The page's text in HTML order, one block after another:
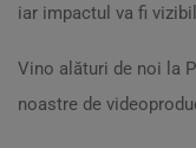
iar impactul va fi
Vino alături de noi la
noastre de